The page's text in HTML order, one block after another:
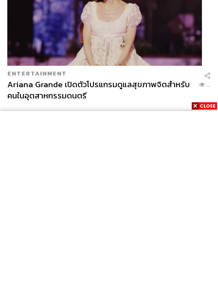
ENTERTAINMENT
Ariana Grande เปิดตัวโปรแกรมดูแลสุขภาพจิตสำหรับ
คนในอุตสาหกรรมดนตรี
...